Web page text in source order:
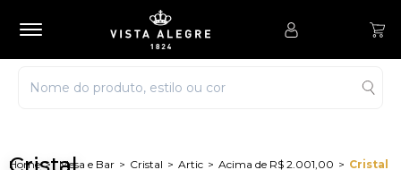
Mesa e Bar Cristal Artic Acima de R$ 2.001,00 Cristal